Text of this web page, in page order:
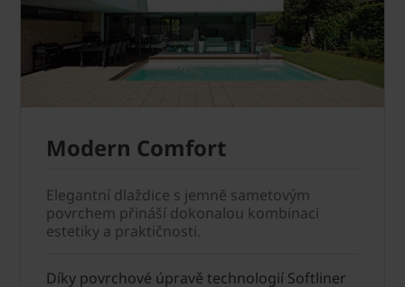
Modern Comfort
Elegantní dlaždice s jemně sametovým
povrchem přináší dokonalou kombinaci
estetiky a praktičnosti.
Díky povrchové úpravě technologií Softliner